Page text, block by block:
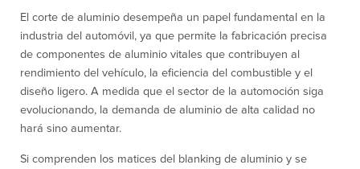
El corte de aluminio desempeña un papel fundamental en la
industria del automóvil, ya que permite la fabricación precisa
de componentes de aluminio vitales que contribuyen al
rendimiento del vehículo, la eficiencia del combustible y el
diseño ligero. A medida que el sector de la automoción siga
evolucionando, la demanda de aluminio de alta calidad no
hará sino aumentar.
Si comprenden los matices del blanking de aluminio y se